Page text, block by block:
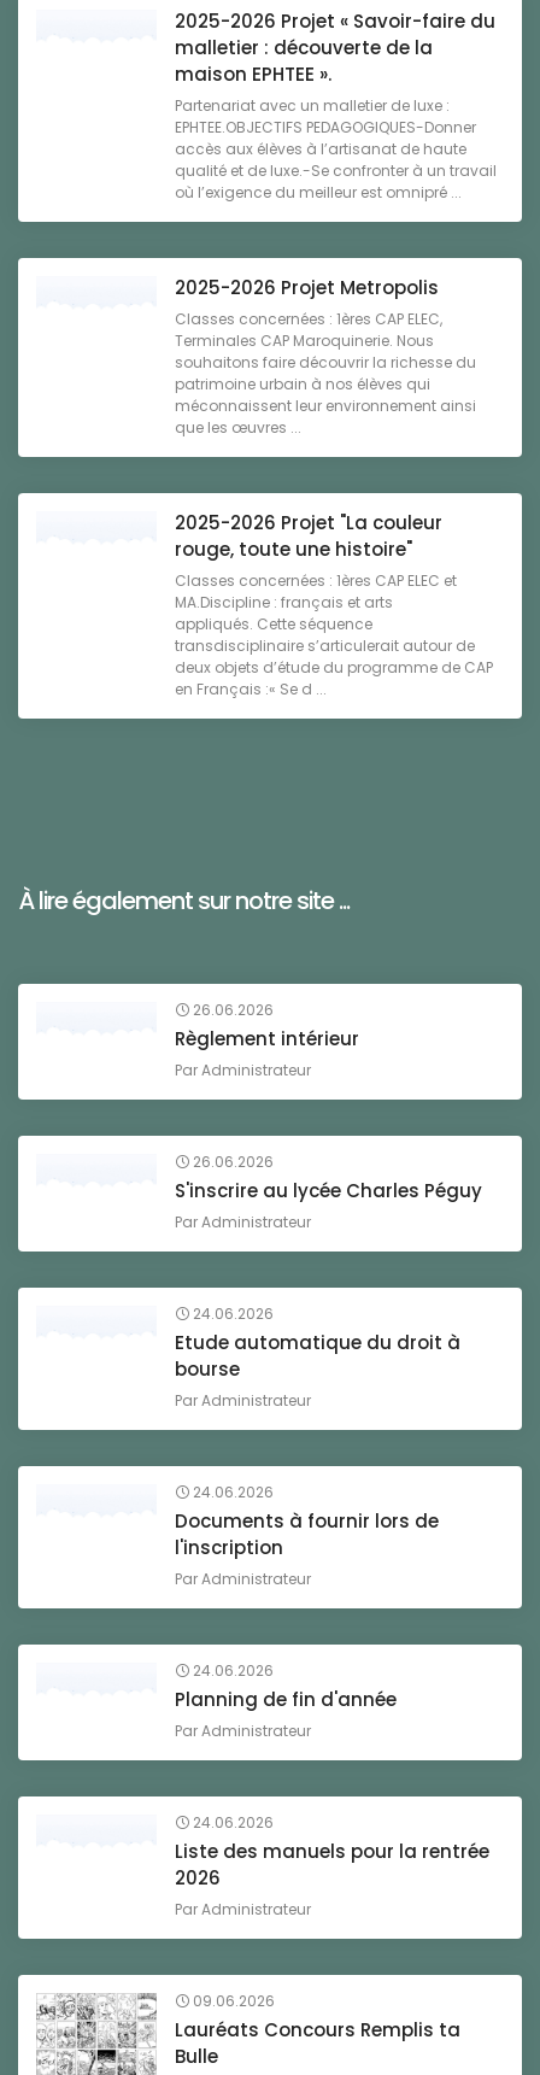
2025-2026 Projet « Savoir-faire du
malletier : découverte de la
maison EPHTEE ».
Partenariat avec un malletier de luxe :
EPHTEE.OBJECTIFS PEDAGOGIQUES-Donner
accès aux élèves à l’artisanat de haute
qualité et de luxe.-Se confronter à un travail
où l’exigence du meilleur est omnipré ...
2025-2026 Projet Metropolis
Classes concernées : 1ères CAP ELEC,
Terminales CAP Maroquinerie. Nous
souhaitons faire découvrir la richesse du
patrimoine urbain à nos élèves qui
méconnaissent leur environnement ainsi
que les œuvres ...
2025-2026 Projet "La couleur
rouge, toute une histoire"
Classes concernées : 1ères CAP ELEC et
MA.Discipline : français et arts
appliqués. Cette séquence
transdisciplinaire s’articulerait autour de
deux objets d’étude du programme de CAP
en Français :« Se d ...
À lire également sur notre site ...
26.06.2026
Règlement intérieur
ParAdministrateur
26.06.2026
S'inscrire au lycée Charles Péguy
ParAdministrateur
24.06.2026
Etude automatique du droit à
bourse
ParAdministrateur
24.06.2026
Documents à fournir lors de
l'inscription
ParAdministrateur
24.06.2026
Planning de fin d'année
ParAdministrateur
24.06.2026
Liste des manuels pour la rentrée
2026
ParAdministrateur
09.06.2026
Lauréats Concours Remplis ta
Bulle